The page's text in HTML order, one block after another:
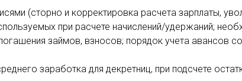
(сторно и корректировка расчета зарплаты,
при расчете начислений/удержаний;
займов, взносов; порядок учета авансов
заработка для декретниц, при подсчете